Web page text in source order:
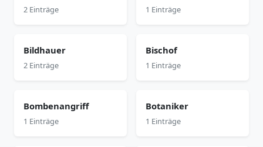
2 Einträge 1 Einträge
Bildhauer
2 Einträge
Bischof
1 Einträge
Bombenangriff
1 Einträge
Botaniker
1 Einträge